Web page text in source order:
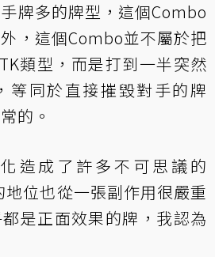
牌多的牌型，這個Combo
，這個Combo並不屬於把
類型，而是打到一半突然
等同於直接摧毀對手的牌
的。
造成了許多不可思議的
位也從一張副作用很嚴重
是正面效果的牌，我認為